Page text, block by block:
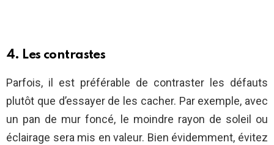
4. Les contrastes
Parfois, il est préférable de contraster les défauts
plutôt que d’essayer de les cacher. Par exemple, avec
un pan de mur foncé, le moindre rayon de soleil ou
éclairage sera mis en valeur. Bien évidemment, évitez